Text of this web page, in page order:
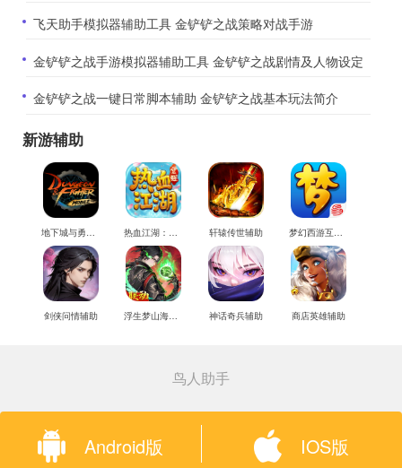
​飞天助手模拟器辅助工具 金铲铲之战策略对战手游
​金铲铲之战手游模拟器辅助工具 金铲铲之战剧情及人物设定
​金铲铲之战一键日常脚本辅助 金铲铲之战基本玩法简介
新游辅助
地下城与勇士M辅助 热血江湖：觉醒辅助 轩辕传世辅助 梦幻西游互通版辅助
剑侠问情辅助 浮生梦山海辅助 神话奇兵辅助 商店英雄辅助
鸟人助手
Android版 IOS版